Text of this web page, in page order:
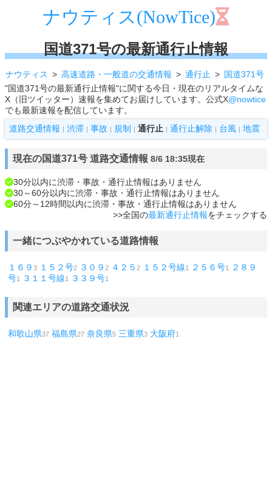
ナウティス(NowTice)
国道371号の最新通行止情報
ナウティス 高速道路・一般道の交通情報 通行止
国道371号
"国道371号の最新通行止情報"に関する今日・現在のリアルタイムな
X（旧ツイッター）速報を集めてお届けしています。公式X@nowtice
でも最新速報を配信しています。
道路交通情報
渋滞 事故 規制 通行止 通行止解除 台風 地震
現在の国道371号 道路交通情報 8/6 18:35現在
30分以内に渋滞・事故・通行止情報はありません
30～60分以内に渋滞・事故・通行止情報はありません
60分～12時間以内に渋滞・事故・通行止情報はありません
>>全国の最新通行止情報をチェックする
一緒につぶやかれている道路情報
１６９ 3 １５２号2 ３０９ 2 ４２５ 2 １５２号線1 ２５６号1 ２８９
号1 ３１１号線1 ３３９号1
関連エリアの道路交通状況
和歌山県37 福島県27 奈良県5 三重県3 大阪府1